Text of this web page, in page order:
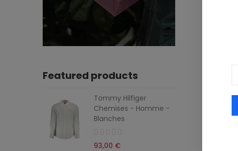
Featured products
Tommy Hilfiger
Chemises - Homme -
Blanches
93,00 €